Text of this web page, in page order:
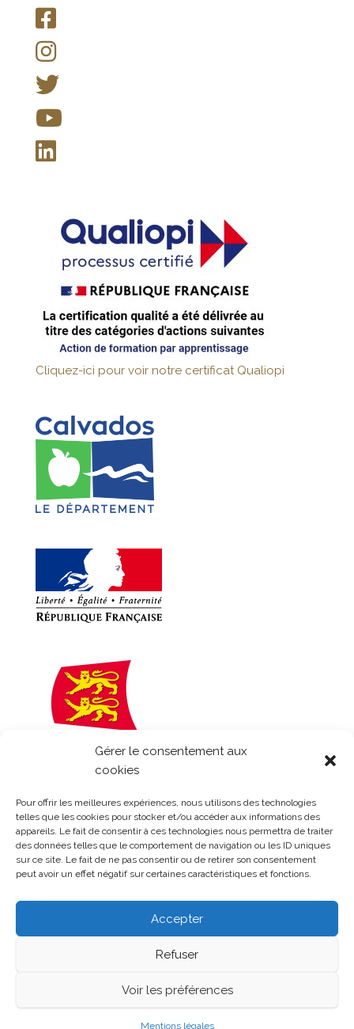
Gérer le consentement aux
cookies
Pour offrir les meilleures expériences, nous utilisons des technologies
telles que les cookies pour stocker et/ou accéder aux informations des
appareils. Le fait de consentir à ces technologies nous permettra de traiter
des données telles que le comportement de navigation ou les ID uniques
sur ce site. Le fait de ne pas consentir ou de retirer son consentement
peut avoir un effet négatif sur certaines caractéristiques et fonctions.
Accepter
Refuser
Voir les préférences
Mentions légales
Cliquez-ici pour voir notre certificat Qualiopi
Blog